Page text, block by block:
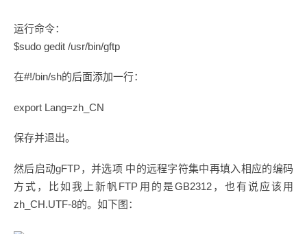
运行命令：
$sudo gedit /usr/bin/gftp
在#!/bin/sh的后面添加一行：
export Lang=zh_CN
保存并退出。
然后启动gFTP，并选项 中的远程字符集中再填入相应的编码
方式，比如我上新帆FTP用的是GB2312，也有说应该用
zh_CH.UTF-8的。如下图：